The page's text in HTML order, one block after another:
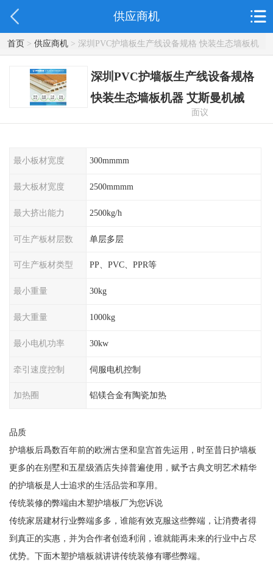
供应商机
首页> 供应商机> 深圳PVC护墙板生产线设备规格 快装生态墙板机
器 艾斯曼机械
深圳PVC护墙板生产线设备规格
快装生态墙板机器 艾斯曼机械
面议
最小板材宽度 300mmmm
最大板材宽度 2500mmmm
最大挤出能力 2500kg/h
可生产板材层数 单层多层
可生产板材类型 PP、PVC、PPR等
最小重量 30kg
最大重量 1000kg
最小电机功率 30kw
牵引速度控制 伺服电机控制
加热圈 铝镁合金有陶瓷加热
品质
护墙板后爲数百年前的欧洲古堡和皇宫首先运用，时至昔日护墙板
更多的在别墅和五星级酒店失掉普遍使用，赋予古典文明艺术精华
的护墙板是人士追求的生活品尝和享用。
传统装修的弊端由木塑护墙板厂为您诉说
传统家居建材行业弊端多多，谁能有效克服这些弊端，让消费者得
到真正的实惠，并为合作者创造利润，谁就能再未来的行业中占尽
优势。下面木塑护墙板就讲讲传统装修有哪些弊端。